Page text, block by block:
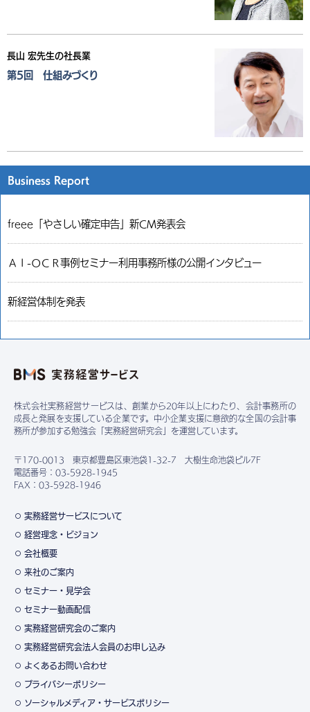
長山 宏先生の社長業
第5回 仕組みづくり
Business Report
freee「やさしい確定申告」新CM発表会
ＡＩ-ＯＣＲ事例セミナー利用事務所様の公開インタビュー
新経営体制を発表
株式会社実務経営サービスは、創業から20年以上にわたり、会計事務所の
成長と発展を支援している企業です。中小企業支援に意欲的な全国の会計事
務所が参加する勉強会「実務経営研究会」を運営しています。
〒170-0013 東京都豊島区東池袋1-32-7 大樹生命池袋ビル7F
電話番号：03-5928-1945
FAX：03-5928-1946
実務経営サービスについて
経営理念・ビジョン
会社概要
来社のご案内
セミナー・見学会
セミナー動画配信
実務経営研究会のご案内
実務経営研究会法人会員のお申し込み
よくあるお問い合わせ
プライバシーポリシー
ソーシャルメディア・サービスポリシー